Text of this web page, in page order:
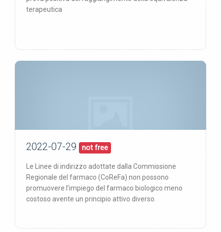
terapeutica
pubblicata:29/07/22
2022-07-29 not free
Le Linee di indirizzo adottate dalla Commissione
Regionale del farmaco (CoReFa) non possono
promuovere l’impiego del farmaco biologico meno
costoso avente un principio attivo diverso.